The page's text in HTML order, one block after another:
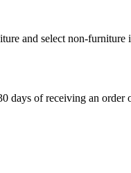
and select non-furniture
days of receiving an